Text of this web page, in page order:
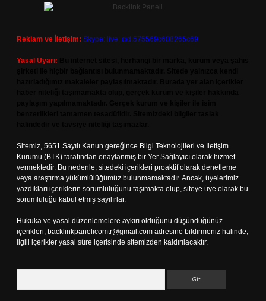
Reklam ve İletişim: Skype: live:.cid.575569c608265c69
Yasal Uyarı:
Sitemiz, 5651 Sayılı Kanun gereğince Bilgi Teknolojileri ve İletişim
Kurumu (BTK) tarafından onaylanmış bir Yer Sağlayıcı olarak hizmet
vermektedir. Bu nedenle, sitedeki içerikleri proaktif olarak denetleme
veya araştırma yükümlülüğümüz bulunmamaktadır. Ancak, üyelerimiz
yazdıkları içeriklerin sorumluluğunu taşımakta olup, siteye üye olarak bu
sorumluluğu kabul etmiş sayılırlar.
Hukuka ve yasal düzenlemelere aykırı olduğunu düşündüğünüz
içerikleri, backlinkpanelicomtr@gmail.com adresine bildirmeniz halinde,
ilgili içerikler yasal süre içerisinde sitemizden kaldırılacaktır.